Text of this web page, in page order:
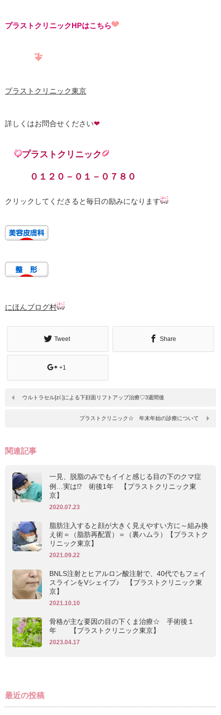
プラストクリニックHPはこちら
プラストクリニック東京
詳しくはお問合せください❤
プラストクリニック
０１２０－０１－０７８０
クリックしてくださると毎日の励みになります
にほんブログ村
Tweet Share
+1
ウルトラセル[zíː]による下顔面リフトアップ治療♡3週間後
プラストクリニック☆ 年末年始の診療について
関連記事
一見、脱脂のみでもイイと感じる目の下のクマ症
例…実は⁉ 術後1年 【プラストクリニック東
京】
2020.07.23
脂肪注入すると顔が大きく見えやすい方に～組み換
え術＝（脂肪再配置）＝（裏ハムラ）【プラストク
リニック東京】
2021.09.22
BNLS注射とヒアルロン酸注射で、40代でもフェイ
スラインをVシェイプ♪ 【プラストクリニック東
京】
2021.10.10
骨格が主な要因の目の下くま治療☆ 手術後１
年 【プラストクリニック東京】
2023.04.17
最近の投稿